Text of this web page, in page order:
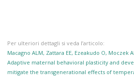
Per ulteriori dettagli si veda l’articolo:
Macagno ALM, Zattara EE, Ezeakudo O, Moczek
Adaptive maternal behavioral plasticity and
mitigate the transgenerational effects of